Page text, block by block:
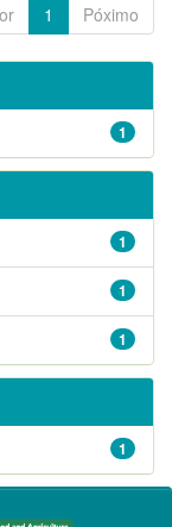
1 Póximo
1
1
1
1
1